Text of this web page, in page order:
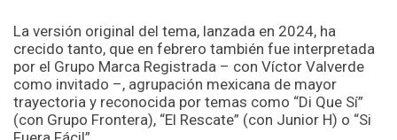
La versión original del tema, lanzada en 2024, ha
crecido tanto, que en febrero también fue interpretada
por el Grupo Marca Registrada – con Víctor Valverde
como invitado –, agrupación mexicana de mayor
trayectoria y reconocida por temas como “Di Que Sí”
(con Grupo Frontera), “El Rescate” (con Junior H) o “Si